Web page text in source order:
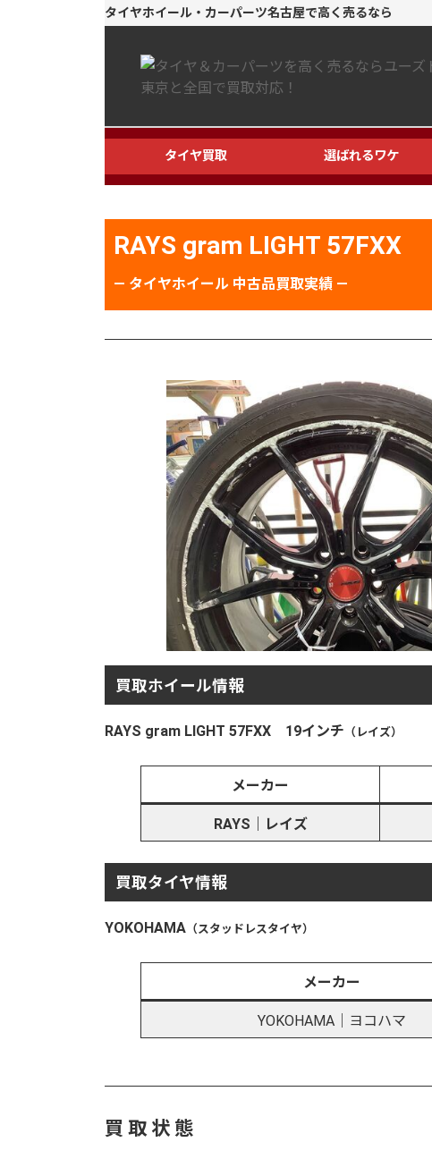
タイヤホイール・カーパーツ名古屋で高く売るなら
タイヤ買取 選ばれるワケ
RAYS gram LIGHT 57FXX
― タイヤホイール 中古品買取実績 ―
買取ホイール情報
RAYS gram LIGHT 57FXX 19インチ （ レイズ）
メーカー
RAYS｜レイズ
買取タイヤ情報
YOKOHAMA （スタッドレスタイヤ）
メーカー
YOKOHAMA｜ヨコハマ
買 取 状 態